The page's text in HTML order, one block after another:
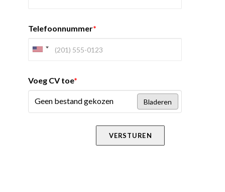
Telefoonnummer*
Voeg CV toe*
Geen bestand gekozen Bladeren
VERSTUREN